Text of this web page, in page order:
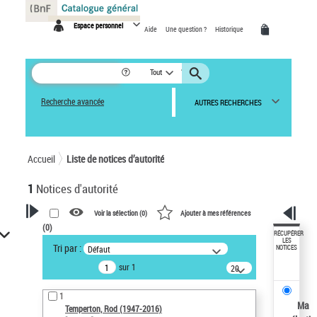
Espace personnel Aide Une question ? Historique
Tout
Recherche avancée AUTRES RECHERCHES
Accueil Liste de notices d’autorité
1 Notices d'autorité
VOTRE RECHERCHE
Recherche avancée dans les
notices d’autorité
Œuvres liées à l'auteur :
Temperton, Rod (1947-2016)
Voir la sélection (0) Ajouter à mes références
(0)
Tri par : Défaut
sur 1
20
résultats/page
1
Temperton, Rod (1947-2016)
RÉCUPÉRER
LES
NOTICES
Ma
Panneau de gestion des cookies